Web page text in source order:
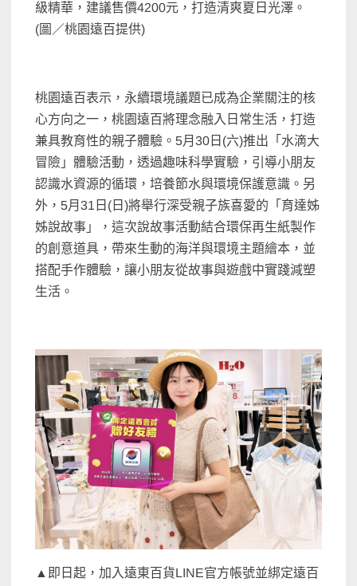
級精華，建議售價4200元，打造清爽夏日光澤。
(圖／桃園遠百提供)
桃園遠百表示，永續環境議題已成為企業關注的核
心方向之一，桃園遠百將理念融入日常生活，打造
兼具教育性的親子體驗。5月30日(六)推出「水滴大
冒險」體驗活動，透過趣味科學實驗，引導小朋友
認識水資源的循環，培養節水與環境保護意識。另
外，5月31日(日)將舉行深受親子族喜愛的「育達姊
姊說故事」，這次說故事活動結合環保再生紙製作
的創意道具，帶來生動的海洋與環境主題繪本，並
搭配手作體驗，讓小朋友從故事與遊戲中實踐減塑
生活。
▲即日起，加入遠東百貨LINE官方帳號並綁定遠百